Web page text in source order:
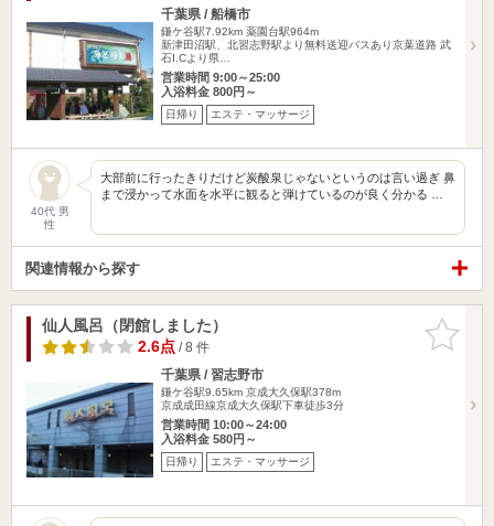
千葉県 / 船橋市
鎌ケ谷駅7.92km 薬園台駅964m
新津田沼駅、北習志野駅より無料送迎バスあり京葉道路 武
石I.Cより県…
営業時間 9:00～25:00
入浴料金 800円～
日帰り エステ・マッサージ
40代 男
性
大部前に行ったきりだけど炭酸泉じゃないというのは言い過ぎ 鼻
まで浸かって水面を水平に観ると弾けているのが良く分かる …
関連情報から探す
お気に入
りに追加
仙人風呂（閉館しました）
2.6点/ 8 件
千葉県 / 習志野市
鎌ケ谷駅9.65km 京成大久保駅378m
京成成田線京成大久保駅下車徒歩3分
営業時間 10:00～24:00
入浴料金 580円～
日帰り エステ・マッサージ